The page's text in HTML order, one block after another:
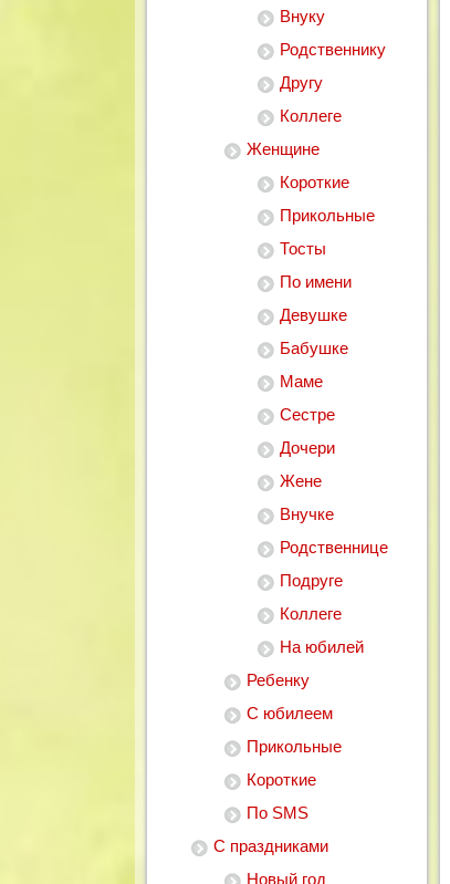
Внуку
Родственнику
Другу
Коллеге
Женщине
Короткие
Прикольные
Тосты
По имени
Девушке
Бабушке
Маме
Сестре
Дочери
Жене
Внучке
Родственнице
Подруге
Коллеге
На юбилей
Ребенку
С юбилеем
Прикольные
Короткие
По SMS
С праздниками
Новый год